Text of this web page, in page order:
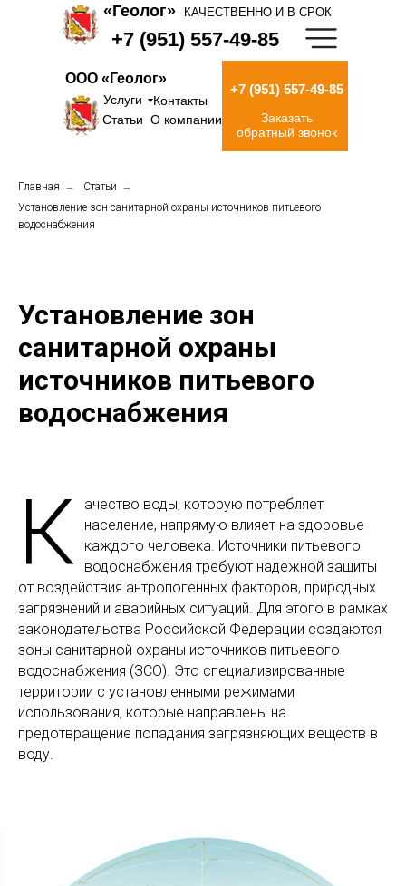
«Геолог» КАЧЕСТВЕННО И В СРОК
+7 (951) 557-49-85
ООО «Геолог»
О компании
+7 (951) 557-49-85
Заказать
обратный звонок
Услуги
Статьи
Контакты
Главная → Статьи →
Установление зон санитарной охраны источников питьевого
водоснабжения
Установление зон
санитарной охраны
источников питьевого
водоснабжения
К
ачество воды, которую потребляет
население, напрямую влияет на здоровье
каждого человека. Источники питьевого
водоснабжения требуют надежной защиты
от воздействия антропогенных факторов, природных
загрязнений и аварийных ситуаций. Для этого в рамках
законодательства Российской Федерации создаются
зоны санитарной охраны источников питьевого
водоснабжения (ЗСО). Это специализированные
территории с установленными режимами
использования, которые направлены на
предотвращение попадания загрязняющих веществ в
воду.